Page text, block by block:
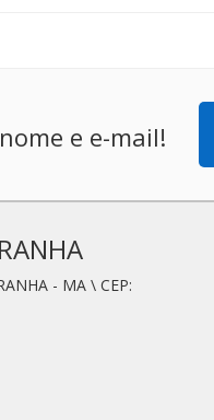
e e-mail!
- MA \ CEP: